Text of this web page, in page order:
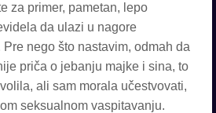
za primer, pametan, lepo
da ulazi u nagore
nego što nastavim, odmah da
priča o jebanju majke i sina, to
ali sam morala učestvovati,
seksualnom vaspitavanju.